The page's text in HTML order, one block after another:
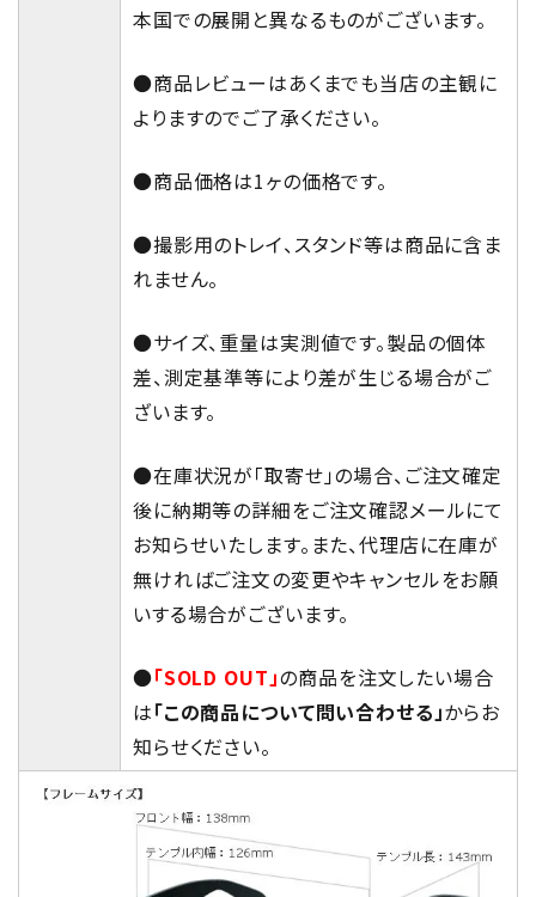
本国での展開と異なるものがございます。
●商品レビューはあくまでも当店の主観に
よりますのでご了承ください。
●商品価格は1ヶの価格です。
●撮影用のトレイ、スタンド等は商品に含ま
れません。
●サイズ、重量は実測値です。製品の個体
差、測定基準等により差が生じる場合がご
ざいます。
●在庫状況が「取寄せ」の場合、ご注文確定
後に納期等の詳細をご注文確認メールにて
お知らせいたします。また、代理店に在庫が
無ければご注文の変更やキャンセルをお願
いする場合がございます。
●「SOLD OUT」の商品を注文したい場合
は「この商品について問い合わせる」からお
知らせください。